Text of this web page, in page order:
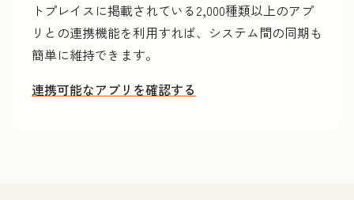
トプレイスに掲載されている2,000種類以上のアプ
リとの連携機能を利用すれば、システム間の同期も
簡単に維持できます。
連携可能なアプリを確認する